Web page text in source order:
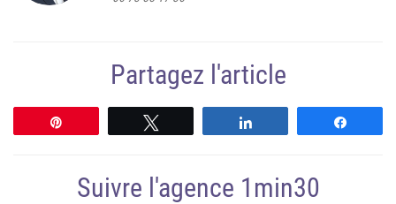
Partagez l'article
Suivre l'agence 1min30